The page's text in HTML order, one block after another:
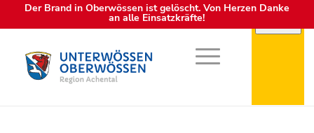
Der Brand in Oberwössen ist gelöscht. Von Herzen Danke
an alle Einsatzkräfte!